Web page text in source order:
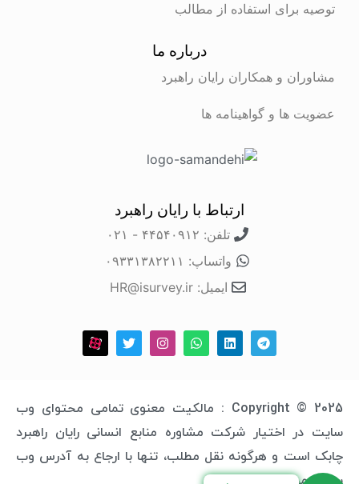
توصیه برای استفاده از مطالب
درباره ما
مشاوران و همکاران رایان راهبرد
عضویت ها و گواهینامه ها
ارتباط با رایان راهبرد
تلفن: ۴۴۵۴۰۹۱۲ - ۰۲۱
واتساپ: ۰۹۳۳۱۳۸۲۲۱۱
ایمیل: HR@isurvey.ir
Copyright © 2025 : مالکیت معنوی تمامی محتوای وب
سایت در اختیار شرکت مشاوره منابع انسانی رایان راهبرد
چابک است و هرگونه نقل مطلب، تنها با ارجاع به آدرس وب